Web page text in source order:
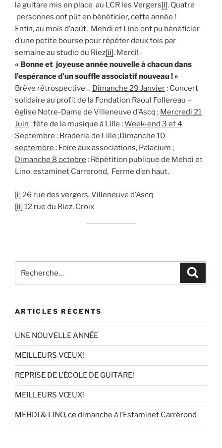
la guitare mis en place au LCR les Vergers[i]. Quatre
personnes ont pût en bénéficier, cette année !
Enfin, au mois d’août, Mehdi et Lino ont pu bénéficier
d’une petite bourse pour répéter deux fois par
semaine au studio du Riez[ii]. Merci!
« Bonne et joyeuse année nouvelle à chacun dans
l’espérance d’un souffle associatif nouveau ! »
Brève rétrospective… Dimanche 29 Janvier: Concert
solidaire au profit de la Fondation Raoul Follereau –
église Notre-Dame de Villeneuve d’Ascq ; Mercredi 21
Juin : fête de la musique à Lille ;Week-end 3 et 4
Septembre : Braderie de Lille ;Dimanche 10
septembre : Foire aux associations, Palacium ;
Dimanche 8 octobre : Répétition publique de Mehdi et
Lino, estaminet Carrerond, Ferme d’en haut.
[i] 26 rue des vergers, Villeneuve d’Ascq
[ii] 12 rue du Riez, Croix
pour
ARTICLES RÉCENTS
UNE NOUVELLE ANNÉE
MEILLEURS VŒUX!
REPRISE DE L’ÉCOLE DE GUITARE!
MEILLEURS VŒUX!
MEHDI & LINO, ce dimanche à l’Estaminet Carrérond